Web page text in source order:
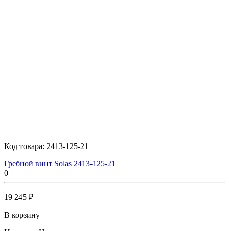
Код товара: 2413-125-21
Гребной винт Solas 2413-125-21
0
19 245 ₽
В корзину